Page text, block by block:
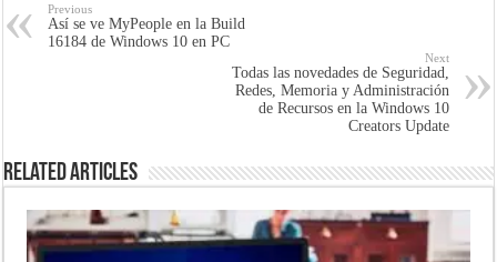
Previous
Así se ve MyPeople en la Build
16184 de Windows 10 en PC
Next
Todas las novedades de Seguridad,
Redes, Memoria y Administración
de Recursos en la Windows 10
Creators Update
Related Articles